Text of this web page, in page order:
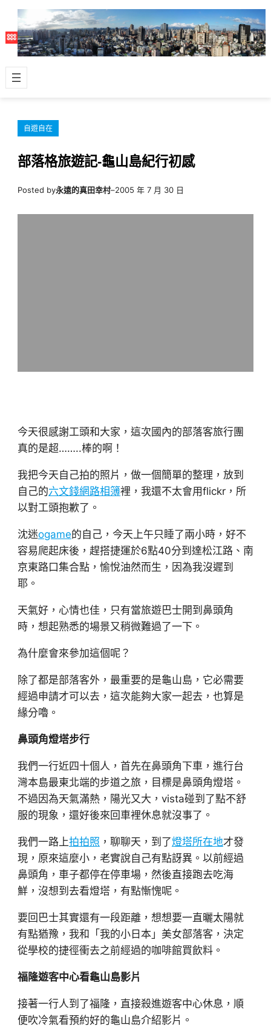
主
容
自遊自在
部落格旅遊記-龜山島紀行初感
Posted by永遠的真田幸村–2005 年 7 月 30 日
今天很感謝工頭和大家，這次國內的部落客旅行團
真的是超……..棒的啊！
我把今天自己拍的照片，做一個簡單的整理，放到
自己的六文錢網路相簿裡，我還不太會用flickr，所
以對工頭抱歉了。
沈迷ogame的自己，今天上午只睡了兩小時，好不
容易爬起床後，趕搭捷運於6點40分到達松江路、南
京東路口集合點，愉悅油然而生，因為我沒遲到
耶。
天氣好，心情也佳，只有當旅遊巴士開到鼻頭角
時，想起熟悉的場景又稍微難過了一下。
為什麼會來參加這個呢？
除了都是部落客外，最重要的是龜山島，它必需要
經過申請才可以去，這次能夠大家一起去，也算是
緣分嚕。
鼻頭角燈塔步行
我們一行近四十個人，首先在鼻頭角下車，進行台
灣本島最東北端的步道之旅，目標是鼻頭角燈塔。
不過因為天氣滿熱，陽光又大，vista碰到了點不舒
服的現象，還好後來回車裡休息就沒事了。
我們一路上拍拍照 ，聊聊天，到了燈塔所在地才發
現，原來這麼小，老實說自己有點訝異。以前經過
鼻頭角，車子都停在停車場，然後直接跑去吃海
鮮，沒想到去看燈塔，有點慚愧呢。
要回巴士其實還有一段距離，想想要一直曬太陽就
有點猶豫，我和「我的小日本」美女部落客，決定
從學校的捷徑衝去之前經過的咖啡館買飲料。
福隆遊客中心看龜山島影片
接著一行人到了福隆，直接殺進遊客中心休息，順
便吹冷氣看預約好的龜山島介紹影片。